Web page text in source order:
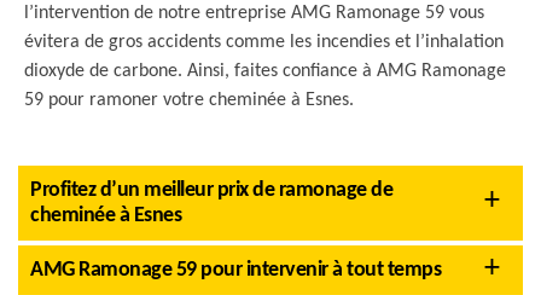
l’intervention de notre entreprise AMG Ramonage 59 vous
évitera de gros accidents comme les incendies et l’inhalation
dioxyde de carbone. Ainsi, faites confiance à AMG Ramonage
59 pour ramoner votre cheminée à Esnes.
Profitez d’un meilleur prix de ramonage de
cheminée à Esnes
AMG Ramonage 59 pour intervenir à tout temps